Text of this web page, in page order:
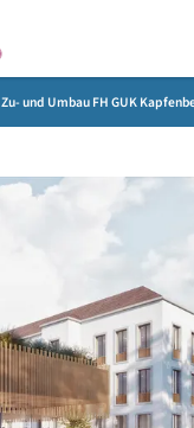
Zu- und Umbau FH GUK